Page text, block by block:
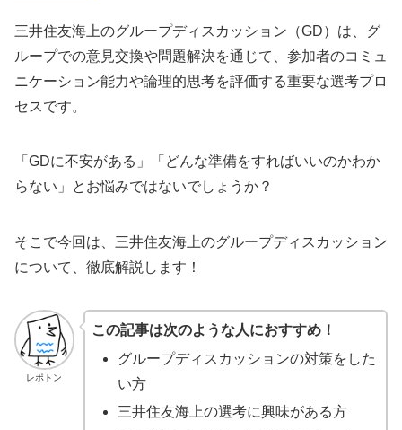
三井住友海上のグループディスカッション（GD）は、グ
ループでの意見交換や問題解決を通じて、参加者のコミュ
ニケーション能力や論理的思考を評価する重要な選考プロ
セスです。
「GDに不安がある」「どんな準備をすればいいのかわか
らない」とお悩みではないでしょうか？
そこで今回は、三井住友海上のグループディスカッション
について、徹底解説します！
レポトン
この記事は次のような人におすすめ！
グループディスカッションの対策をした
い方
三井住友海上の選考に興味がある方